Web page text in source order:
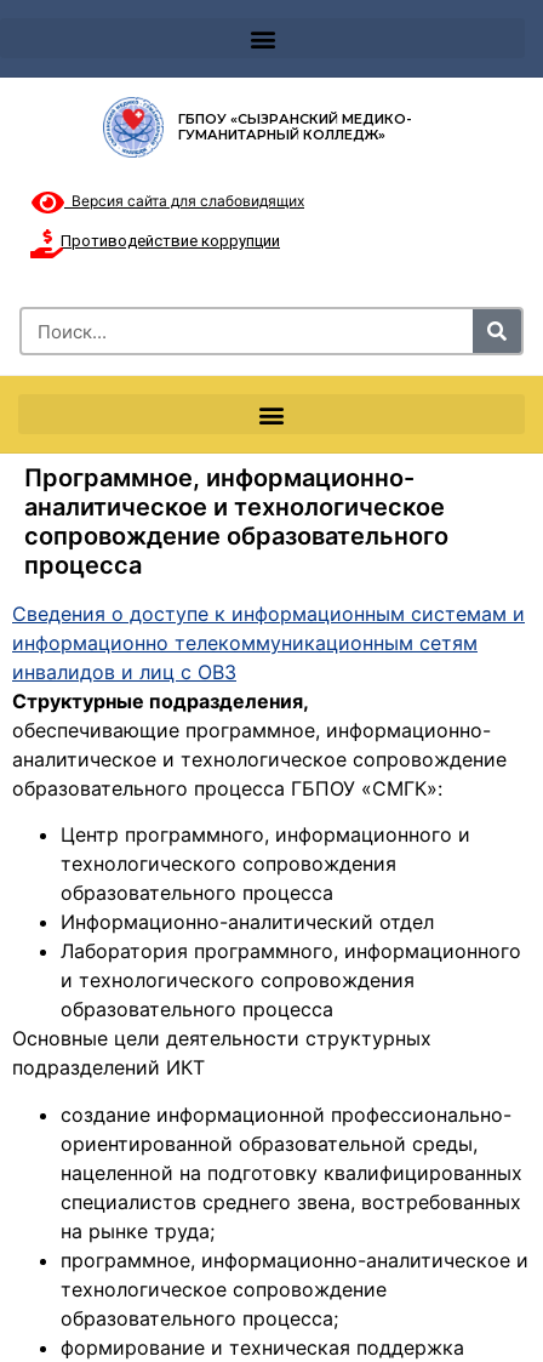
ГБПОУ «СЫЗРАНСКИЙ МЕДИКО-
ГУМАНИТАРНЫЙ КОЛЛЕДЖ»
Версия сайта для слабовидящих
Противодействие коррупции
Программное, информационно-
аналитическое и технологическое
сопровождение образовательного
процесса
Сведения о доступе к информационным системам и
информационно телекоммуникационным сетям
инвалидов и лиц с ОВЗ
Структурные подразделения,
обеспечивающие программное, информационно-
аналитическое и технологическое сопровождение
образовательного процесса ГБПОУ «СМГК»:
Центр программного, информационного и
технологического сопровождения
образовательного процесса
Информационно-аналитический отдел
Лаборатория программного, информационного
и технологического сопровождения
образовательного процесса
Основные цели деятельности структурных
подразделений ИКТ
создание информационной профессионально-
ориентированной образовательной среды,
нацеленной на подготовку квалифицированных
специалистов среднего звена, востребованных
на рынке труда;
программное, информационно-аналитическое и
технологическое сопровождение
образовательного процесса;
формирование и техническая поддержка